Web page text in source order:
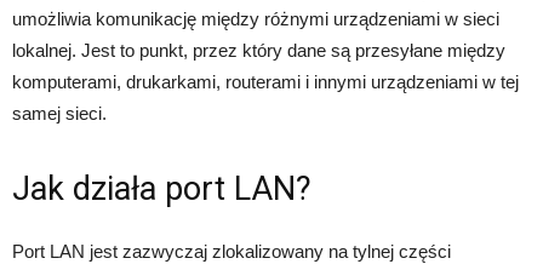
umożliwia komunikację między różnymi urządzeniami w sieci
lokalnej. Jest to punkt, przez który dane są przesyłane między
komputerami, drukarkami, routerami i innymi urządzeniami w tej
samej sieci.
Jak działa port LAN?
Port LAN jest zazwyczaj zlokalizowany na tylnej części